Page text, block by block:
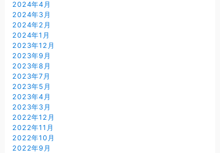
2024年4月
2024年3月
2024年2月
2024年1月
2023年12月
2023年9月
2023年8月
2023年7月
2023年5月
2023年4月
2023年3月
2022年12月
2022年11月
2022年10月
2022年9月